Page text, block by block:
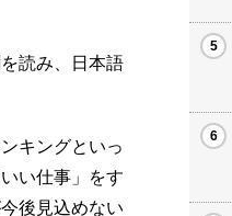
読み、日本語
キングといっ
い仕事」をす
後見込めない